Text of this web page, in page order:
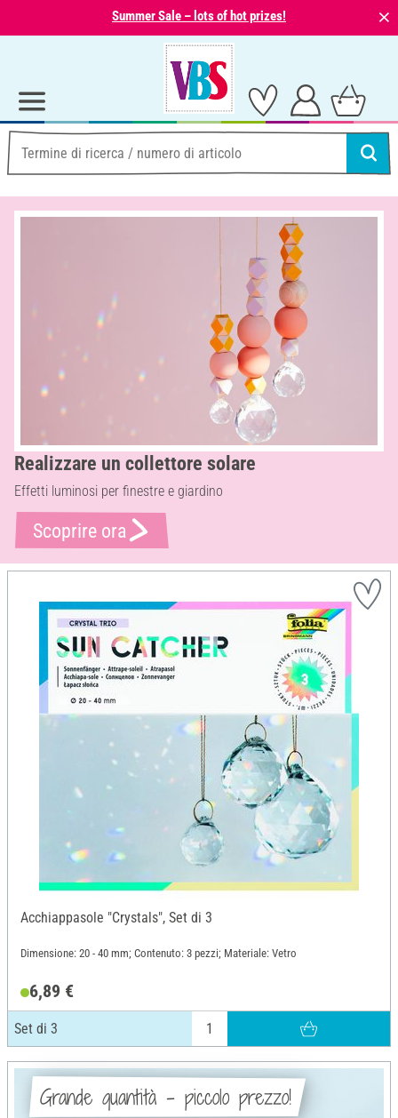
Summer Sale – lots of hot prizes! ⨯
Realizzare un collettore solare
Effetti luminosi per finestre e giardino
Scoprire ora
Acchiappasole "Crystals", Set di 3
Dimensione: 20 - 40 mm; Contenuto: 3 pezzi; Materiale: Vetro
6,89 €
Set di 3
Grande quantità - piccolo prezzo!